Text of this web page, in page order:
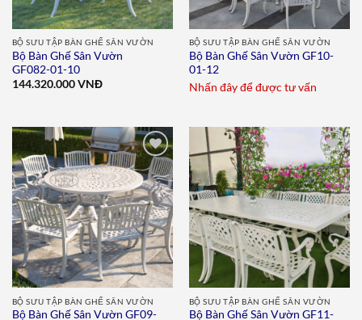
BỘ SƯU TẬP BÀN GHẾ SÂN VƯỜN
Bộ Bàn Ghế Sân Vườn
GF082-01-10
144.320.000VNĐ
BỘ SƯU TẬP BÀN GHẾ SÂN VƯỜN
Bộ Bàn Ghế Sân Vườn GF10-
01-12
Nhấn đây để được tư vấn
Add to
wishlist
BỘ SƯU TẬP BÀN GHẾ SÂN VƯỜN
Bộ Bàn Ghế Sân Vườn GF09-
Add to
wishlist
BỘ SƯU TẬP BÀN GHẾ SÂN VƯỜN
Bộ Bàn Ghế Sân Vườn GF11-